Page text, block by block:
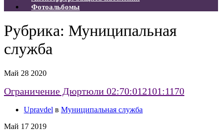
Фотоальбомы
Рубрика: Муниципальная
служба
Май 28 2020
Ограничение Дюртюли 02:70:012101:1170
Upravdel в Муниципальная служба
Май 17 2019